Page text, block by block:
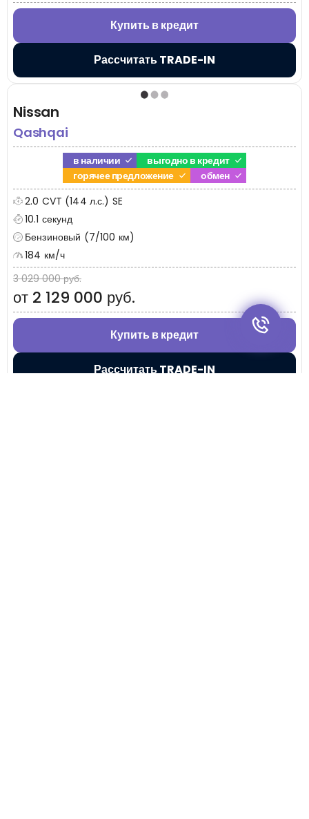
Купить в кредит
Рассчитать TRADE-IN
Nissan
Qashqai
в наличии
выгодно в кредит
горячее предложение
обмен
2.0 CVT (144 л.с.) SE
10.1 секунд
Бензиновый (7/100 км)
184 км/ч
3 029 000 руб.
от 2 129 000 руб.
Купить в кредит
Рассчитать TRADE-IN